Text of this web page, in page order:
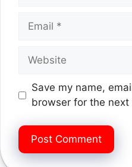
Email
Website
Save my name,
browser for the next